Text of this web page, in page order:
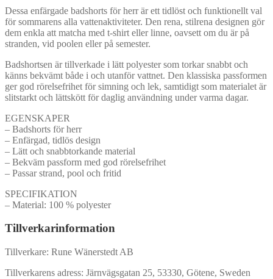
Dessa enfärgade badshorts för herr är ett tidlöst och funktionellt val
för sommarens alla vattenaktiviteter. Den rena, stilrena designen gör
dem enkla att matcha med t-shirt eller linne, oavsett om du är på
stranden, vid poolen eller på semester.
Badshortsen är tillverkade i lätt polyester som torkar snabbt och
känns bekvämt både i och utanför vattnet. Den klassiska passformen
ger god rörelsefrihet för simning och lek, samtidigt som materialet är
slitstarkt och lättskött för daglig användning under varma dagar.
EGENSKAPER
– Badshorts för herr
– Enfärgad, tidlös design
– Lätt och snabbtorkande material
– Bekväm passform med god rörelsefrihet
– Passar strand, pool och fritid
SPECIFIKATION
– Material: 100 % polyester
Tillverkarinformation
Tillverkare: Rune Wänerstedt AB
Tillverkarens adress: Järnvägsgatan 25, 53330, Götene, Sweden